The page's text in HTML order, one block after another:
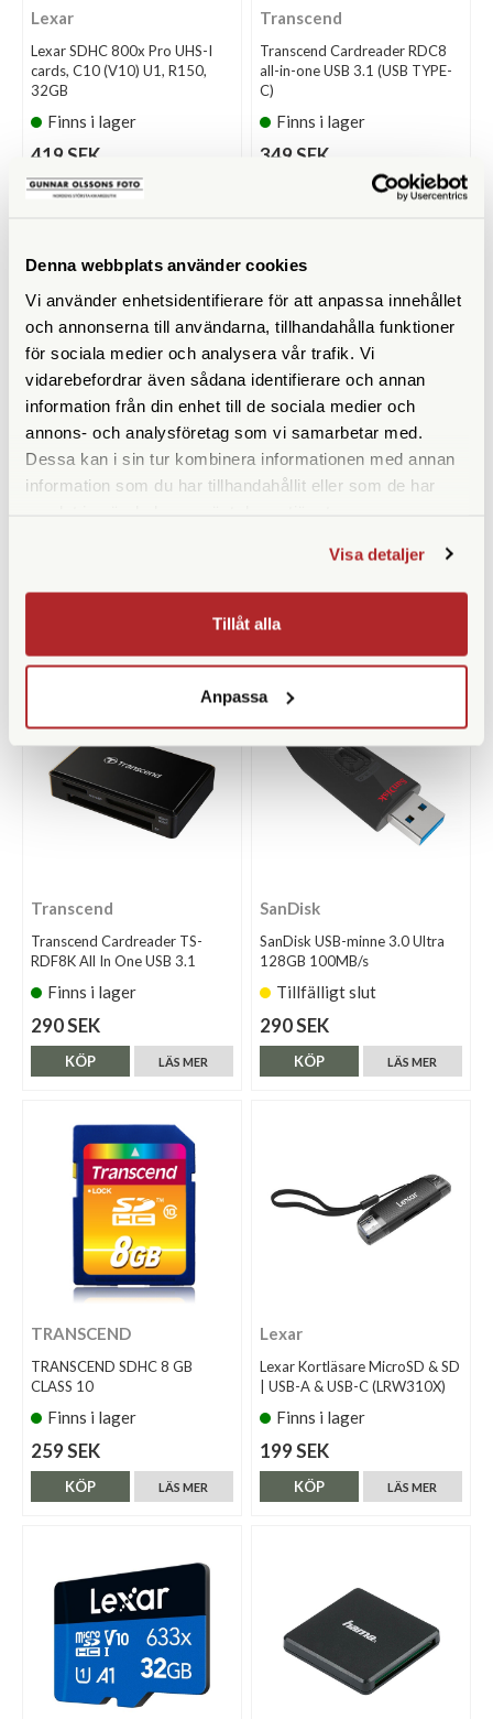
Denna webbplats använder cookies
Vi använder enhetsidentifierare för att anpassa innehållet
och annonserna till användarna, tillhandahålla funktioner
för sociala medier och analysera vår trafik. Vi
vidarebefordrar även sådana identifierare och annan
information från din enhet till de sociala medier och
annons- och analysföretag som vi samarbetar med.
Dessa kan i sin tur kombinera informationen med annan
information som du har tillhandahållit eller som de har
Visa detaljer
Tillåt alla
Anpassa
Lexar
Lexar SDHC 800x Pro UHS-I
cards, C10 (V10) U1, R150,
32GB
Finns i lager
419 SEK
KÖP
Transcend
Transcend Cardreader RDC8
all-in-one USB 3.1 (USB TYPE-
C)
Finns i lager
349 SEK
LÄS MER
Gomatic
Gomatic Peter McKinnon
339 SEK
SanDisk
SanDisk MicroSDXC Extreme
Finns i lager
299 SEK
Transcend
Transcend Cardreader TS-
RDF8K All In One USB 3.1
Finns i lager
290 SEK
LÄS MER
KÖP
SanDisk
SanDisk USB-minne 3.0 Ultra
128GB 100MB/s
Tillfälligt slut
290 SEK
LÄS MER
KÖP
TRANSCEND
TRANSCEND SDHC 8 GB
CLASS 10
Finns i lager
259 SEK
LÄS MER
KÖP
Lexar
Lexar Kortläsare MicroSD & SD
| USB-A & USB-C (LRW310X)
Finns i lager
199 SEK
LÄS MER
KÖP